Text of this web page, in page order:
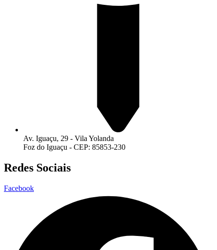
Av. Iguaçu, 29 - Vila Yolanda
Foz do Iguaçu - CEP: 85853-230
Redes Sociais
Facebook